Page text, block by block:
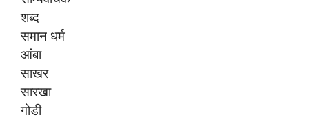
शब्द
समान धर्म
आंबा
साखर
सारखा
गोडी